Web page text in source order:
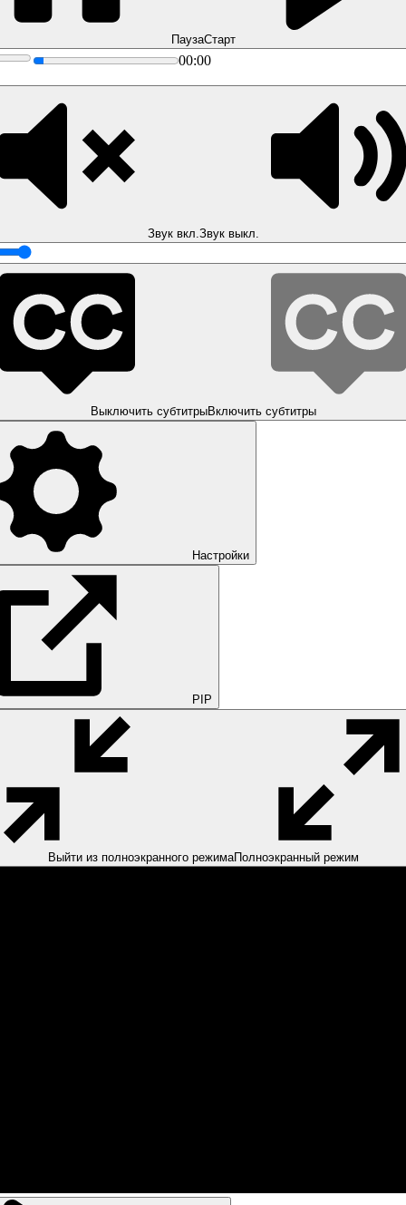
ПаузаСтарт
00:00
Звук вкл. Звук выкл.
Выключить субтитрыВключить субтитры
Настройки
PIP
Выйти из полноэкранного режимаПолноэкранный режим